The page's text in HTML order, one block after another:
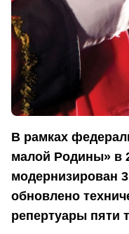
В рамках
малой Родины» в
модернизирован
обновлено
репертуары пяти